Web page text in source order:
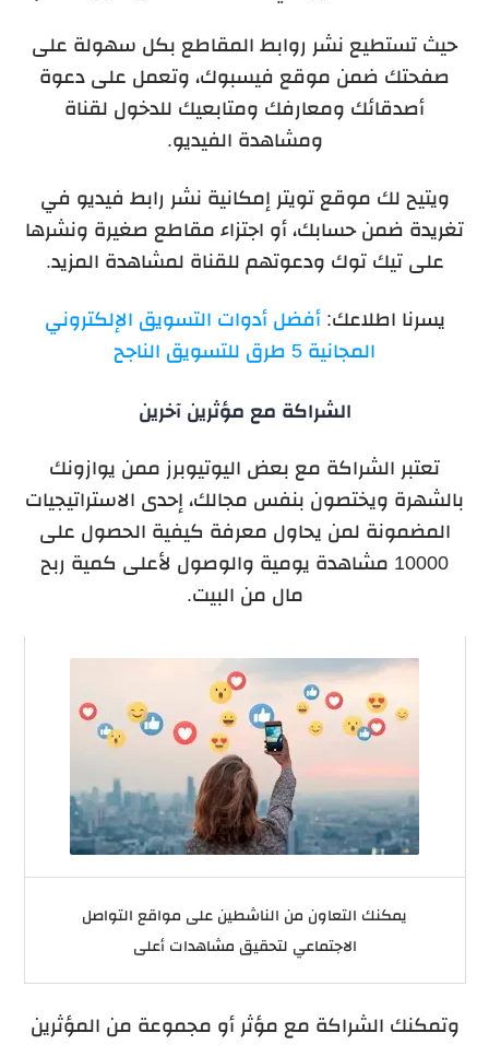
حيث تستطيع نشر روابط المقاطع بكل سهولة على
صفحتك ضمن موقع فيسبوك، وتعمل على دعوة
أصدقائك ومعارفك ومتابعيك للدخول لقناة
ومشاهدة الفيديو.
ويتيح لك موقع تويتر إمكانية نشر رابط فيديو في
تغريدة ضمن حسابك، أو اجتزاء مقاطع صغيرة ونشرها
على تيك توك ودعوتهم للقناة لمشاهدة المزيد.
يسرنا اطلاعك:أفضل أدوات التسويق الإلكتروني
المجانية 5 طرق للتسويق الناجح
الشراكة مع مؤثرين آخرين
تعتبر الشراكة مع بعض اليوتيوبرز ممن يوازونك
بالشهرة ويختصون بنفس مجالك، إحدى الاستراتيجيات
المضمونة لمن يحاول معرفة كيفية الحصول على
10000 مشاهدة يومية والوصول لأعلى كمية ربح
مال من البيت.
يمكنك التعاون من الناشطين على مواقع التواصل
الاجتماعي لتحقيق مشاهدات أعلى
وتمكنك الشراكة مع مؤثر أو مجموعة من المؤثرين